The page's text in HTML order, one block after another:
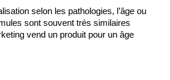
selon les pathologies, l’âge ou
sont souvent très similaires
vend un produit pour un âge